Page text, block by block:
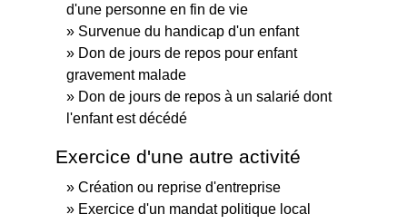
d'une personne en fin de vie
Survenue du handicap d'un enfant
Don de jours de repos pour enfant
gravement malade
Don de jours de repos à un salarié dont
l'enfant est décédé
Exercice d'une autre activité
Création ou reprise d'entreprise
Exercice d'un mandat politique local